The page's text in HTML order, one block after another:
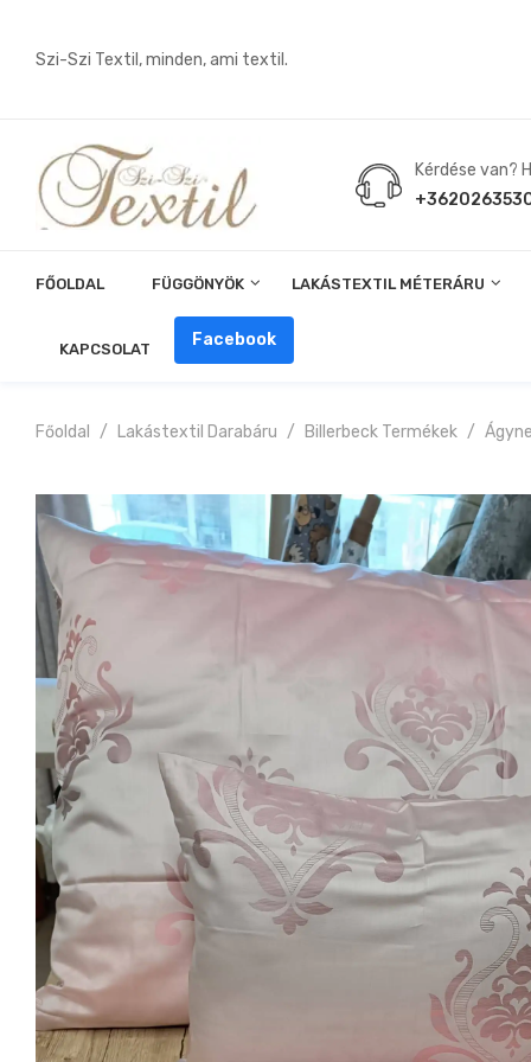
Szi-Szi Textil, minden, ami textil.
Kérdése van?
FŐOLDAL FÜGGÖNYÖK LAKÁSTEXTIL MÉTERÁRU
KAPCSOLAT Facebook
Főoldal Lakástextil Darabáru Billerbeck Termékek